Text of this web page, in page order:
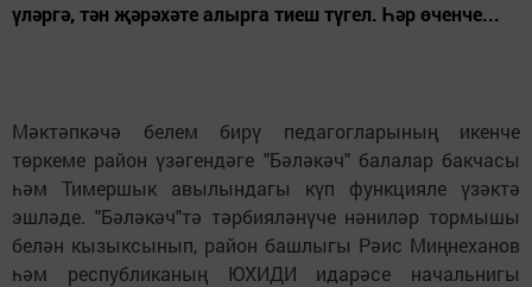
үләргә, тән җәрәхәте алырга тиеш түгел. Һәр өченче...
Мәктәпкәчә белем бирү педагогларының икенче
төркеме район үзәгендәге "Бәләкәч" балалар бакчасы
һәм Тимершык авылындагы күп функцияле үзәктә
эшләде. "Бәләкәч"тә тәрбияләнүче нәниләр тормышы
белән кызыксынып, район башлыгы Рәис Миңнеханов
һәм республиканың ЮХИДИ идарәсе начальнигы